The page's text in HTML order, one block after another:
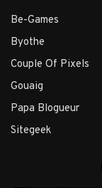
Be-Games
Byothe
Couple Of Pixels
Gouaig
Papa Blogueur
Sitegeek